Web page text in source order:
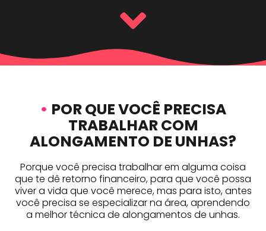
• POR QUE VOCÊ PRECISA
TRABALHAR COM
ALONGAMENTO DE UNHAS?
Porque você precisa trabalhar em alguma coisa
que te dê retorno financeiro, para que você possa
viver a vida que você merece, mas para isto, antes
você precisa se especializar na área, aprendendo
a melhor técnica de alongamentos de unhas.